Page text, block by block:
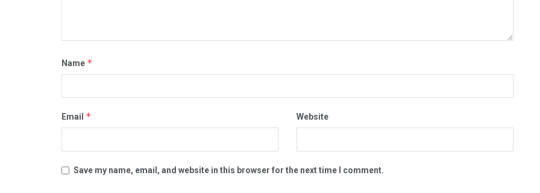
Name *
Email * Website
Save my name, email, and website in this browser for the next time I comment.